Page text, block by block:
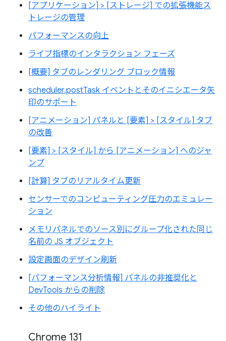
[アプリケーション] > [ストレージ] での拡張機能ス
トレージの管理
パフォーマンスの向上
ライブ指標のインタラクション フェーズ
[概要] タブのレンダリング ブロック情報
scheduler.postTask イベントとそのイニシエータ矢
印のサポート
[アニメーション] パネルと [要素] > [スタイル] タブ
の改善
[要素] > [スタイル] から [アニメーション] へのジャ
ンプ
[計算] タブのリアルタイム更新
センサーでのコンピューティング圧力のエミュレー
ション
メモリパネルでのソース別にグループ化された同じ
名前の JS オブジェクト
設定画面のデザイン刷新
[パフォーマンス分析情報] パネルの非推奨化と
DevTools からの削除
その他のハイライト
Chrome 131